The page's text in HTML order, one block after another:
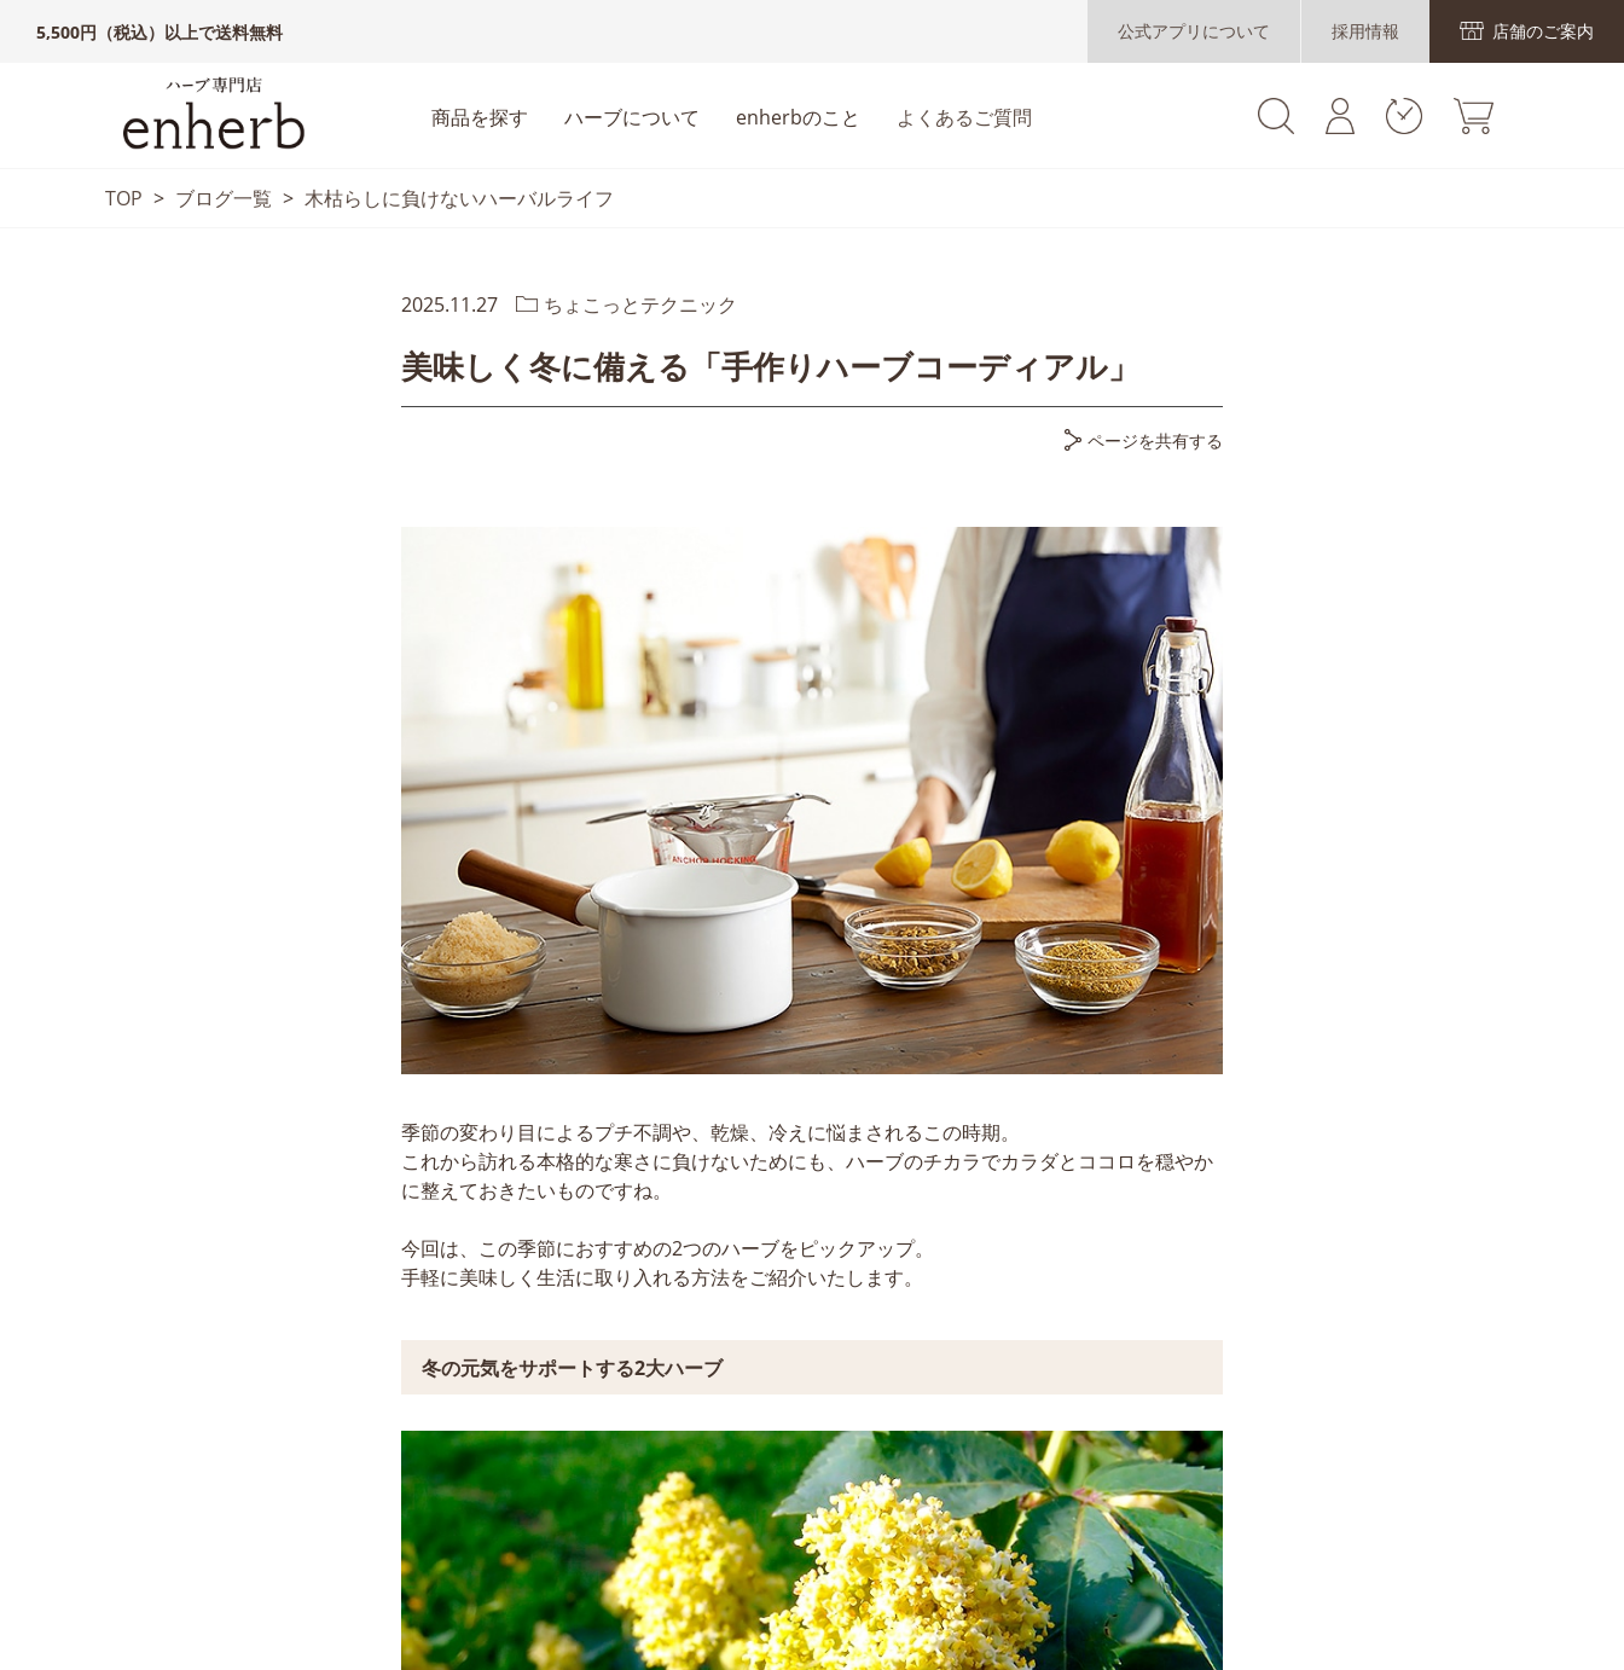
5,500円（税込）以上で送料無料 公式アプリについて 採用情報 店舗のご案内
商品を探す ハーブについて enherbのこと よくあるご質問
TOP > ブログ一覧 > 木枯らしに負けないハーバルライフ
2025.11.27 ちょこっとテクニック
美味しく冬に備える「手作りハーブコーディアル」
ページを共有する
季節の変わり目によるプチ不調や、乾燥、冷えに悩まされるこの時期。
これから訪れる本格的な寒さに負けないためにも、ハーブのチカラでカラダとココロを穏やか
に整えておきたいものですね。
今回は、この季節におすすめの2つのハーブをピックアップ。
手軽に美味しく生活に取り入れる方法をご紹介いたします。
冬の元気をサポートする2大ハーブ